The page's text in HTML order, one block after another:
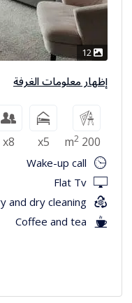
إظهار معلومات الغرفة
200 m
2
x5
x8
Wake-up call
Flat Tv
and dry cleaning
Coffee and tea